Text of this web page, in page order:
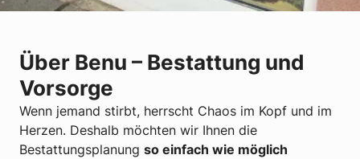
Über Benu – Bestattung und
Vorsorge
Wenn jemand stirbt, herrscht Chaos im Kopf und im
Herzen. Deshalb möchten wir Ihnen die
Bestattungsplanung so einfach wie möglich